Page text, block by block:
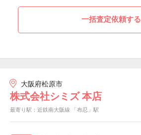
一括査定依頼する
大阪府松原市
株式会社シミズ 本店
最寄り駅：近鉄南大阪線 「布忍」駅